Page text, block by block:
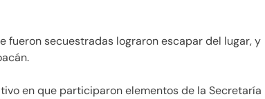
fueron secuestradas lograron escapar del lugar, y
en que participaron elementos de la Secretaría